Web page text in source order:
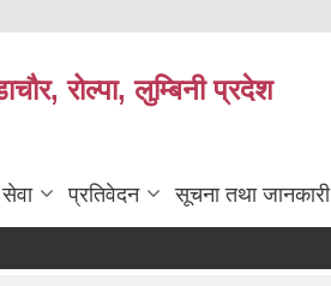
रोल्पा, लुम्बिनी प्रदेश
प्रतिवेदन सूचना तथा जानकारी